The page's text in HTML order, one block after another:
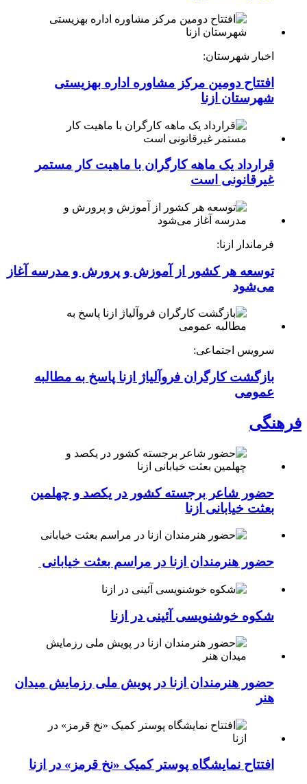
اخبار شهرستان:
افتتاح دومین مرکز مشاوره اداره بهزیستی
شهرستان ازنا
قرارداد یک ماهه کارگران با ماهیت کار مستمر
غیرقانونی است
فرماندار ازنا:
توسعه هر کشور از آموزش و پرورش و مدرسه آغاز
می‌شود
سرویس اجتماعی:
بازگشت کارگران فروآلیاژ ازنا پاسخ به مطالبه
عمومی
فرهنگی
حضور شاعر برجسته کشور در یکصد و چهلمین
بعثت خیابانی ازنا
حضور هنرمندان ازنا در مراسم بعثت خیابانی
شکوه خوشنویسی آئینی در ازنا
حضور هنرمندان ازنا در پویش ملی رزمایش میدان
هنر
افتتاح نمایشگاه پوستر کمیک «نخ قرمز» در ازنا